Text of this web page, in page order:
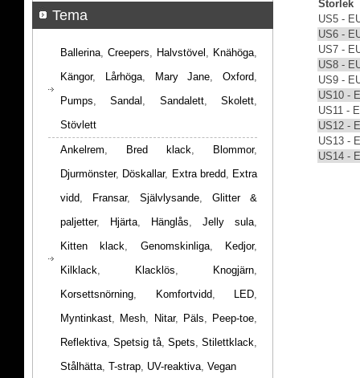
Storlek
US5 -
US6 -
US7 -
US8 -
US9 -
US10 -
US11 -
US12 -
US13 -
US14 -
Tema
Ballerina, Creepers, Halvstövel , Knähöga,
Kängor, Lårhöga, Mary Jane, Oxford,
Pumps,Sandal , Sandalett,Skolett,
Stövlett
Ankelrem, Bred klack, Blommor,
Djurmönster, Döskallar, Extra bredd, Extra
vidd, Fransar, Självlysande, Glitter &
paljetter, Hjärta, Hänglås, Jelly sula,
Kitten klack, Genomskinliga, Kedjor,
Kilklack, Klacklös, Knogjärn,
Korsettsnörning, Komfortvidd, LED,
Myntinkast, Mesh, Nitar, Päls, Peep-toe,
Reflektiva,Spetsig tå, Spets, Stilettklack,
Stålhätta, T-strap, UV-reaktiva, Vegan